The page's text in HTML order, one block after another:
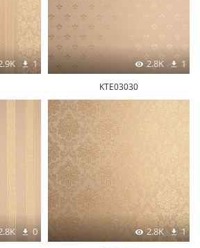
1 2.8K 1
KTE03030
0 2.8K 1